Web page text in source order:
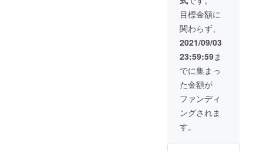
名前」
をご記
入くだ
さい。
ロゴ
マーク
は
info@m
ito-
creativ
e-
week.c
付くだ
教・政
治に関
する内
容は受
付けら
れませ
んので
ご了承
くださ
い。※映
像上映
の権利
体に関
目標金額に
関わらず、
2021/09/03
23:59:59ま
でに集まっ
た金額が
ファンディ
ングされま
す。